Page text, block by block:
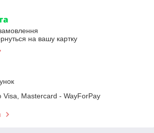
на вашу картку
Visa, Mastercard - WayForPay